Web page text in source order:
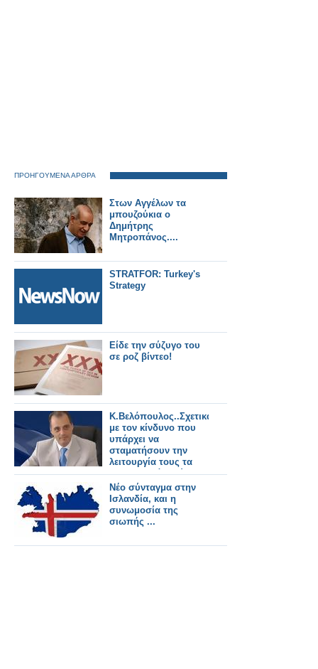
ΠΡΟΗΓΟΥΜΕΝΑ ΑΡΘΡΑ
Στων Αγγέλων τα
μπουζούκια ο
Δημήτρης
Μητροπάνος....
STRATFOR: Turkey's
Strategy
Είδε την σύζυγο του
σε ροζ βίντεο!
Κ.Βελόπουλος..Σχετικά
με τον κίνδυνο που
υπάρχει να
σταματήσουν την
λειτουργία τους τα
ακαδημαϊκά ιδρύματα
της Θεσσαλονίκης
Νέο σύνταγμα στην
Ισλανδία, και η
συνωμοσία της
σιωπής ...